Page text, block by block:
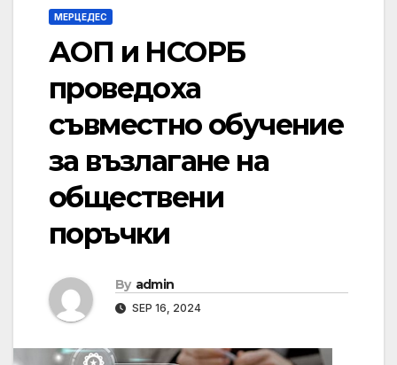
МЕРЦЕДЕС
АОП и НСОРБ
проведоха
съвместно обучение
за възлагане на
обществени
поръчки
By admin
SEP 16, 2024